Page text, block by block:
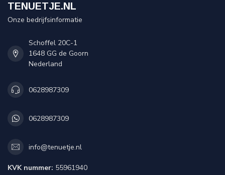
TENUETJE.NL
Onze bedrijfsinformatie
Schoffel 20C-1
1648 GG de Goorn
Nederland
0628987309
0628987309
info@tenuetje.nl
KVK nummer: 55961940